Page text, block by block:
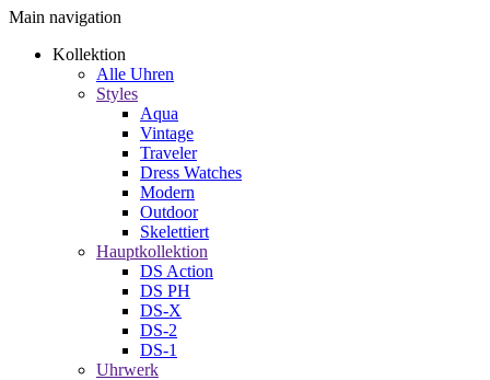
Main navigation
Kollektion
Alle Uhren
Styles
Aqua
Vintage
Traveler
Dress Watches
Modern
Outdoor
Skelettiert
Hauptkollektion
DS Action
DS PH
DS-X
DS-2
DS-1
Uhrwerk